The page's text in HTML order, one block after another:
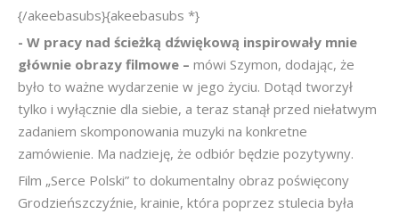
{/akeebasubs}{akeebasubs *}
- W pracy nad ścieżką dźwiękową inspirowały mnie
głównie obrazy filmowe – mówi Szymon, dodając, że
było to ważne wydarzenie w jego życiu. Dotąd tworzył
tylko i wyłącznie dla siebie, a teraz stanął przed niełatwym
zadaniem skomponowania muzyki na konkretne
zamówienie. Ma nadzieję, że odbiór będzie pozytywny.
Film „Serce Polski” to dokumentalny obraz poświęcony
Grodzieńszczyźnie, krainie, która poprzez stulecia była